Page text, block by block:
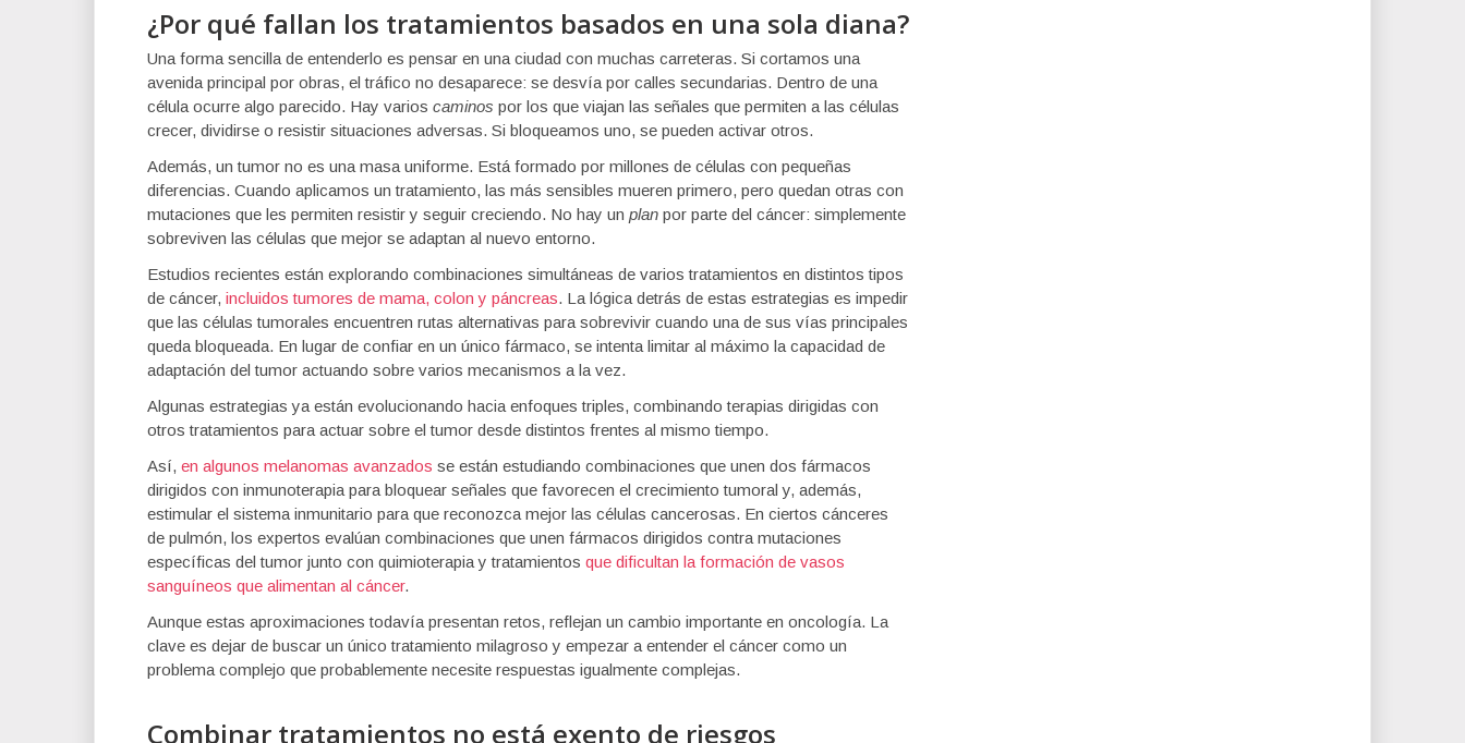
¿Por qué fallan los tratamientos basados en una sola diana?
Una forma sencilla de entenderlo es pensar en una ciudad con muchas carreteras. Si cortamos una
avenida principal por obras, el tráfico no desaparece: se desvía por calles secundarias. Dentro de una
célula ocurre algo parecido. Hay varios caminos por los que viajan las señales que permiten a las células
crecer, dividirse o resistir situaciones adversas. Si bloqueamos uno, se pueden activar otros.
Además, un tumor no es una masa uniforme. Está formado por millones de células con pequeñas
diferencias. Cuando aplicamos un tratamiento, las más sensibles mueren primero, pero quedan otras con
mutaciones que les permiten resistir y seguir creciendo. No hay un plan por parte del cáncer: simplemente
sobreviven las células que mejor se adaptan al nuevo entorno.
Estudios recientes están explorando combinaciones simultáneas de varios tratamientos en distintos tipos
de cáncer, incluidos tumores de mama, colon y páncreas. La lógica detrás de estas estrategias es impedir
que las células tumorales encuentren rutas alternativas para sobrevivir cuando una de sus vías principales
queda bloqueada. En lugar de confiar en un único fármaco, se intenta limitar al máximo la capacidad de
adaptación del tumor actuando sobre varios mecanismos a la vez.
Algunas estrategias ya están evolucionando hacia enfoques triples, combinando terapias dirigidas con
otros tratamientos para actuar sobre el tumor desde distintos frentes al mismo tiempo.
Así, en algunos melanomas avanzados se están estudiando combinaciones que unen dos fármacos
dirigidos con inmunoterapia para bloquear señales que favorecen el crecimiento tumoral y, además,
estimular el sistema inmunitario para que reconozca mejor las células cancerosas. En ciertos cánceres
de pulmón, los expertos evalúan combinaciones que unen fármacos dirigidos contra mutaciones
específicas del tumor junto con quimioterapia y tratamientos que dificultan la formación de vasos
sanguíneos que alimentan al cáncer.
Aunque estas aproximaciones todavía presentan retos, reflejan un cambio importante en oncología. La
clave es dejar de buscar un único tratamiento milagroso y empezar a entender el cáncer como un
problema complejo que probablemente necesite respuestas igualmente complejas.
Combinar tratamientos no está exento de riesgos